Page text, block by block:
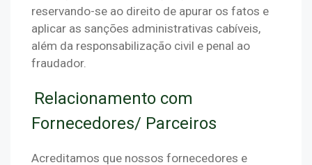
reservando-se ao direito de apurar os fatos e
aplicar as sanções administrativas cabíveis,
além da responsabilização civil e penal ao
fraudador.
Relacionamento com
Fornecedores/ Parceiros
Acreditamos que nossos fornecedores e